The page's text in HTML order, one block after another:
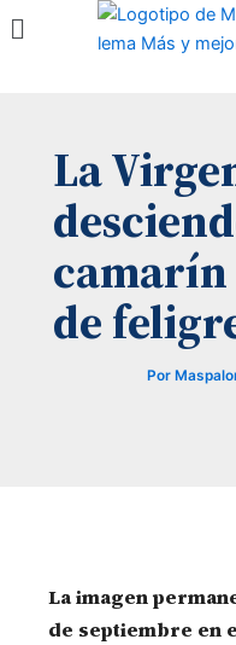
Menú
La
camarín
de
Por
La imagen
de septiembre en